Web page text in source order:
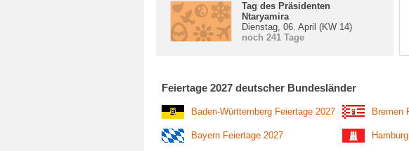
Tag des Präsidenten
Ntaryamira
Dienstag, 06. April (KW 14)
noch 241 Tage
Feiertage 2027 deutscher Bundesländer
Baden-Württemberg Feiertage 2027
Bayern Feiertage 2027
Bremen